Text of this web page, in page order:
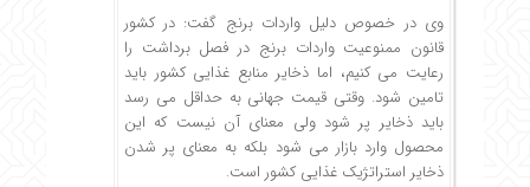
وی در خصوص دلیل واردات برنج گفت: در کشور
قانون ممنوعیت واردات برنج در فصل برداشت را
رعایت می کنیم، اما ذخایر منابع غذایی کشور باید
تامین شود. وقتی قیمت جهانی به حداقل می رسد
باید ذخایر پر شود ولی معنای آن نیست که این
محصول وارد بازار می شود بلکه به معنای پر شدن
ذخایر استراتژیک غذایی کشور است.